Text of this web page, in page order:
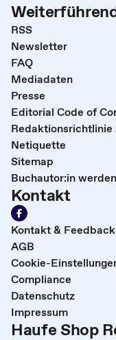
RSS
Newsletter
FAQ
Mediadaten
Presse
Editorial Code of
Netiquette
Sitemap
Buchautor:in
Kontakt
Kontakt & Feedback
AGB
Cookie-
Compliance
Datenschutz
Impressum
Haufe Shop